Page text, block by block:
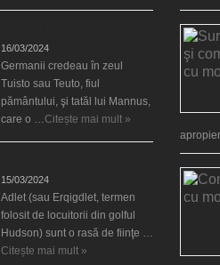
16/03/2024
Germanii credeau în zeul
Tuisto sau Teuto, fiul
pământului, şi tatăl lui Mannus,
care o …Citește mai mult »
15/03/2024
Adlet (sau Erqigdlet, termen
folosit de locuitorii din golful
Hudson) sunt o rasă de fiinţe …
Citește mai mult »